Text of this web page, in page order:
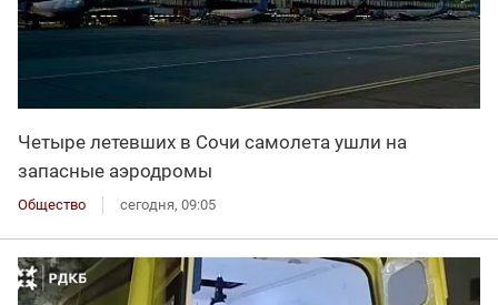
Четыре летевших в Сочи самолета ушли на
запасные аэродромы
Общество сегодня, 09:05